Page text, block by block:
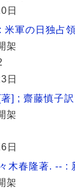
日
米軍の日独占
架
日
] ; 齋藤慎子訳
架
日
木春隆著. -- :
架